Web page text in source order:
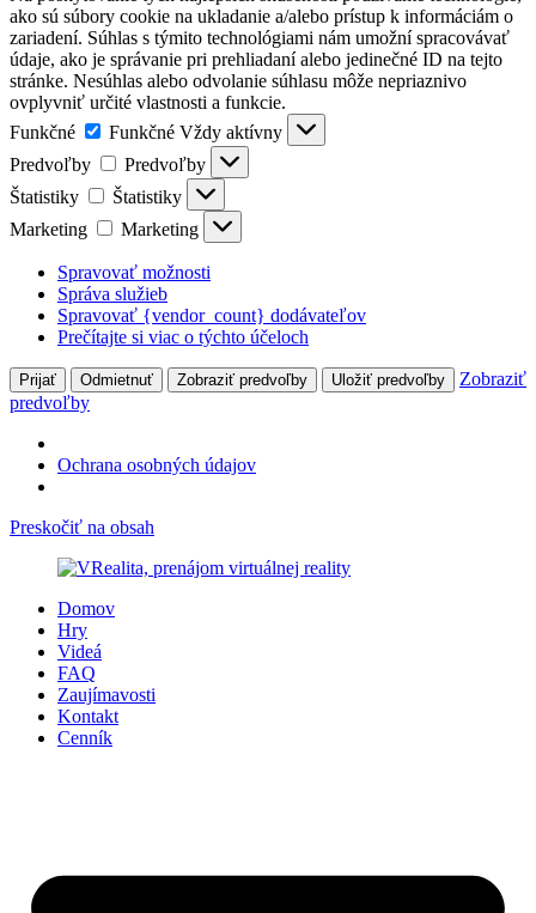
ako sú súbory cookie na ukladanie a/alebo prístup k informáciám o
zariadení. Súhlas s týmito technológiami nám umožní spracovávať
údaje, ako je správanie pri prehliadaní alebo jedinečné ID na tejto
stránke. Nesúhlas alebo odvolanie súhlasu môže nepriaznivo
ovplyvniť určité vlastnosti a funkcie.
Funkčné
Funkčné Vždy aktívny
Predvoľby
Predvoľby
Štatistiky
Štatistiky
Marketing
Marketing
Spravovať možnosti
Správa služieb
Spravovať {vendor_count} dodávateľov
Prečítajte si viac o týchto účeloch
Prijať Odmietnuť Zobraziť predvoľby Uložiť predvoľby
Zobraziť
predvoľby
Ochrana osobných údajov
Preskočiť na obsah
Domov
Hry
Videá
FAQ
Zaujímavosti
Kontakt
Cenník